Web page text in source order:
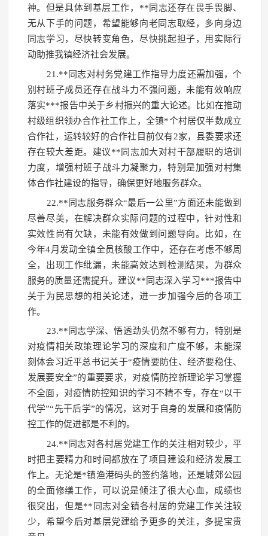
神。但是具体到基层工作，**同志还存在畏手畏脚、
无从下手的问题，希望能够向老同志取经，多向身边
同志学习，尽快转变角色，尽快挑起担子，用实际行
动助推我镇经济社会发展。
21.**同志对村务党建工作指导力度还需加强，个
别村班子成员还存在战斗力不强问题，未能有效响应
落实***报告中关于乡村振兴的重大论述。比如在推动
村级组织领办合作社工作上，全镇*个村居仅半数成立
合作社，运转较好的合作社目前仅有2家，县委要求还
存在较大差距。建议**同志加大对村干部履职的培训
力度，增强村班子战斗力凝聚力，特别是加强对村集
体合作社建设的指导，确保更好地服务群众。
22.**同志服务群众“最后一公里”方面还未能做到
尽善尽美，在解决群众实际问题的过程中，针对性和
实效性尚有欠缺，未能有效做到问题导向。比如，在
今年4月发动全镇全员核酸工作中，还存在考虑不够周
全，出现工作纰漏，未能高效达到检测结果，为群众
服务的质量还需提升。建议**同志深入学习***报告中
关于为民思想的相关论述，进一步加强今后的各项工
作。
23.**同志学深、悟透劲头仍然不够有力，特别是
对疫情相关政策理论学习的深度和广度不够，未能深
刻体会习近平总书记关于“疫情要防住、经济要稳住、
发展要安全”的重要要求，对疫情防控新理论学习掌握
不全面，对疫情防控知识的学习不精不专，存在“以干
代学”“先干后学”的情况，这对于自身的发展和疫情防
控工作的促进都是不利的。
24.**同志对各村居党建工作的关注相对较少，平
时把主要精力和时间都放在了项目建设和经济发展工
作上。无论是*镇渔港码头的签约落地，还是城郊公园
的全面修缮工作，可以说是倾注了很大心血，成绩也
很突出，但是**同志对全镇各村居的党建工作关注较
少，希望今后对基层党建给予更多的关注，多提宝贵